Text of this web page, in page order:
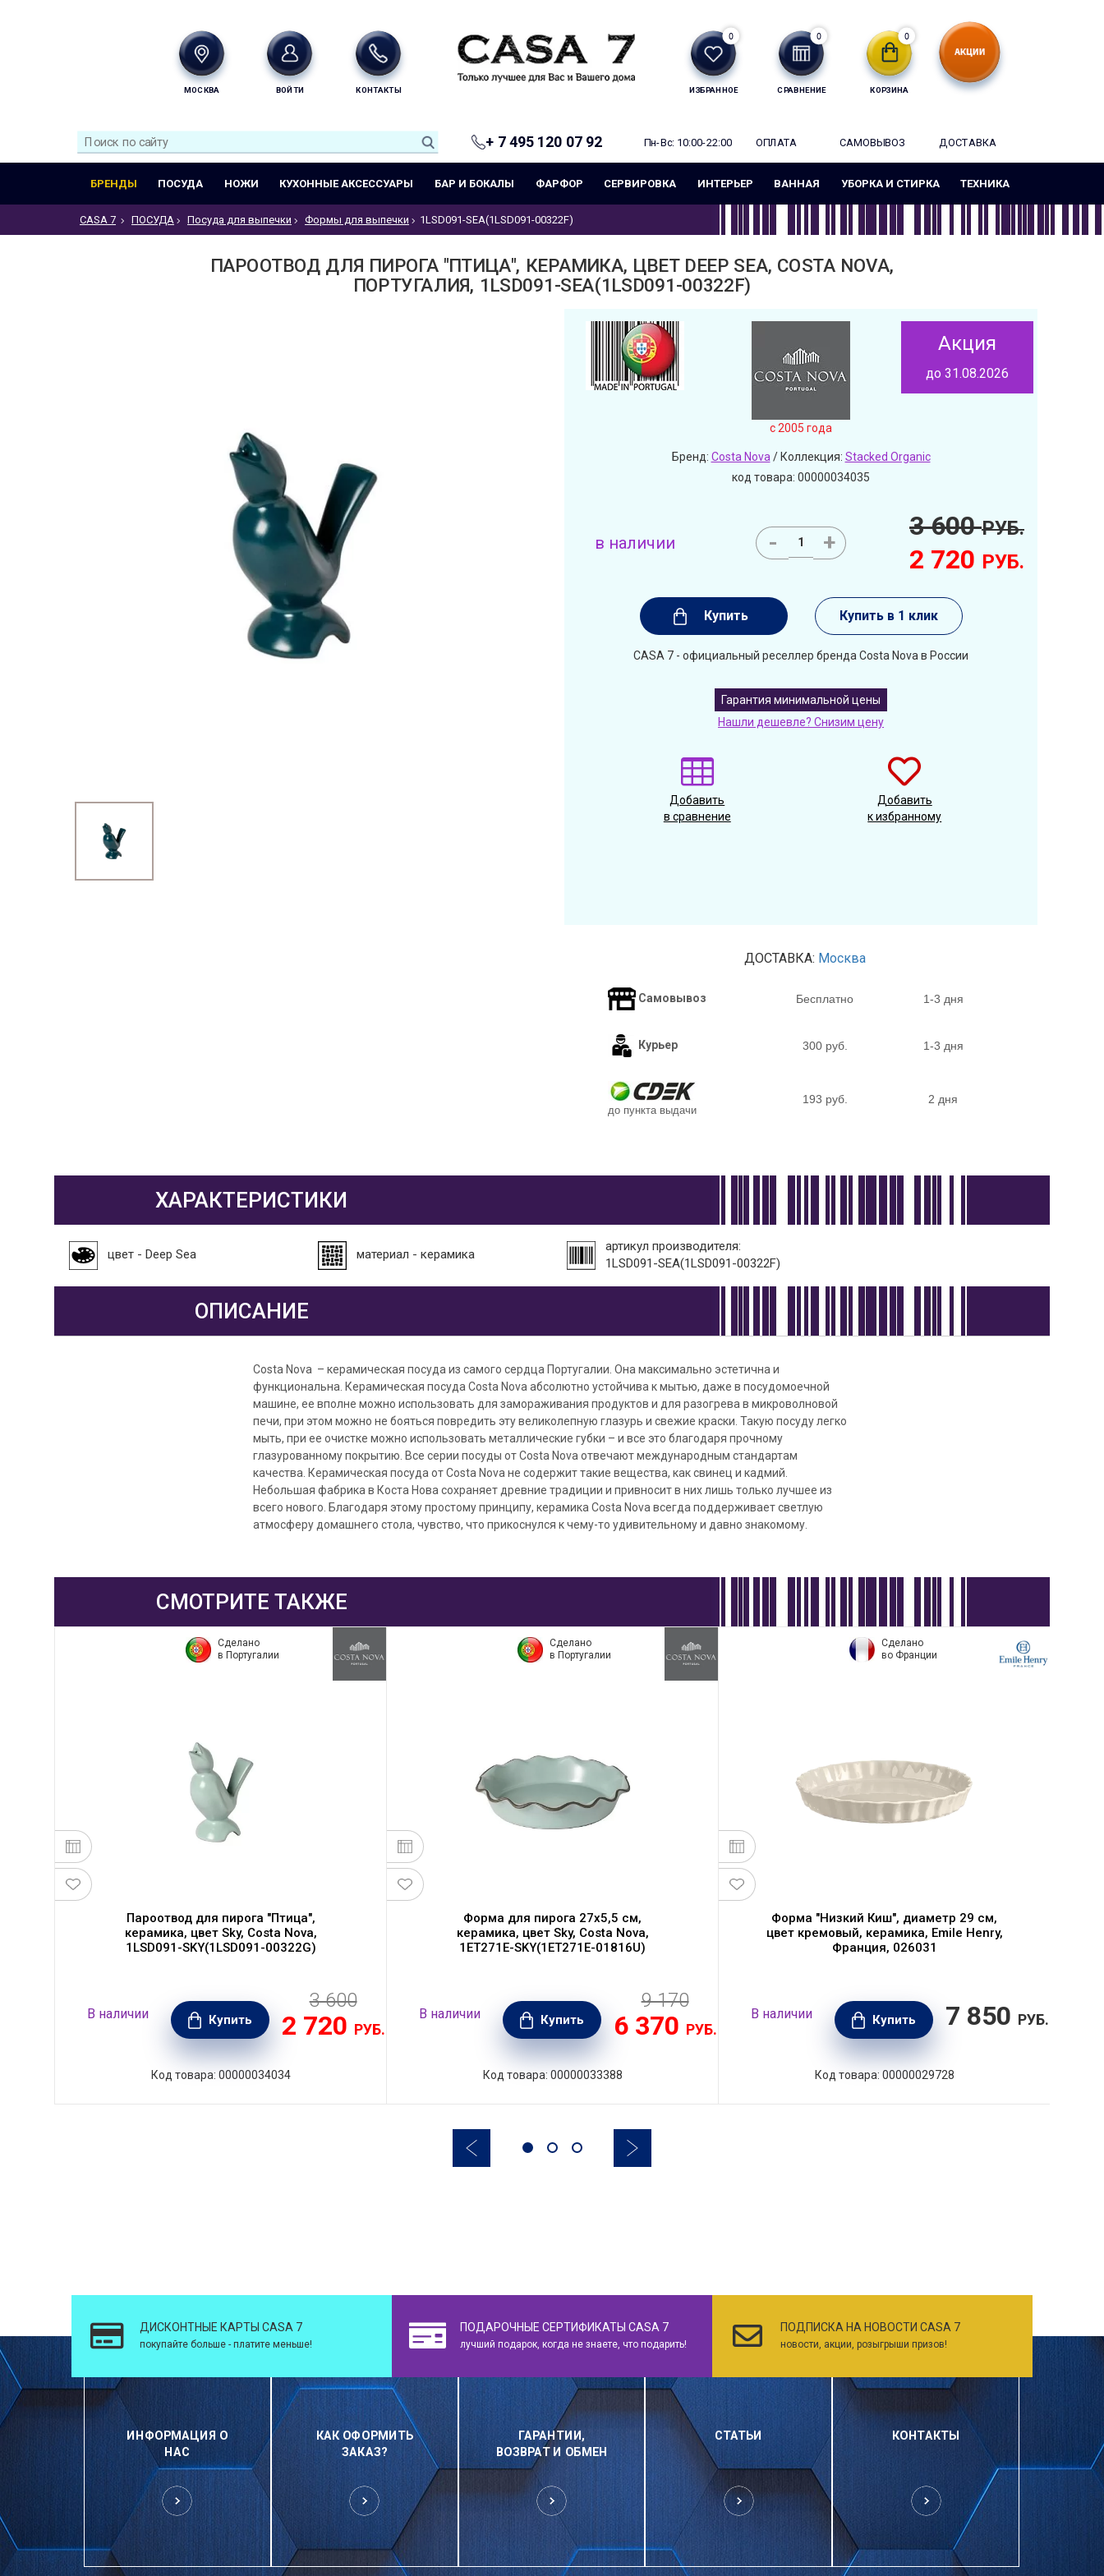
МОСКВА ВОЙТИ КОНТАКТЫ ИЗБРАННОЕ
0
СРАВНЕНИЕ
0
КОРЗИНА
0
+ 7 495 120 07 92 Пн-Вс: 10:00-22:00 ОПЛАТА САМОВЫВОЗ ДОСТАВКА
БРЕНДЫ ПОСУДА НОЖИ КУХОННЫЕ АКСЕССУАРЫ БАР И БОКАЛЫ ФАРФОР СЕРВИРОВКА ИНТЕРЬЕР ВАННАЯ УБОРКА И СТИРКА ТЕХНИКА
CASA 7 ПОСУДА Посуда для выпечки Формы для выпечки 1LSD091-SEA(1LSD091-00322F)
ПАРООТВОД ДЛЯ ПИРОГА "ПТИЦА", КЕРАМИКА, ЦВЕТ DEEP SEA, COSTA NOVA,
ПОРТУГАЛИЯ, 1LSD091-SEA(1LSD091-00322F)
c 2005 года
Акция
до 31.08.2026
Бренд: Costa Nova / Коллекция: Stacked Organic
код товара: 00000034035
в наличии - +
3 600РУБ.
2 720 РУБ.
Купить Купить в 1 клик
CASA 7 - официальный реселлер бренда Costa Nova в России
Гарантия минимальной цены
Нашли дешевле? Снизим цену
Добавить
в сравнение
Добавить
к избранному
ДОСТАВКА: Москва
Самовывоз Бесплатно 1-3 дня
Курьер 300 руб. 1-3 дня
до пункта выдачи
193 руб. 2 дня
ХАРАКТЕРИСТИКИ
цвет - Deep Sea материал - керамика
артикул производителя:
1LSD091-SEA(1LSD091-00322F)
ОПИСАНИЕ
Costa Nova – керамическая посуда из самого сердца Португалии. Она максимально эстетична и
функциональна. Керамическая посуда Costa Nova абсолютно устойчива к мытью, даже в посудомоечной
машине, ее вполне можно использовать для замораживания продуктов и для разогрева в микроволновой
печи, при этом можно не бояться повредить эту великолепную глазурь и свежие краски. Такую посуду легко
мыть, при ее очистке можно использовать металлические губки – и все это благодаря прочному
глазурованному покрытию. Все серии посуды от Costa Nova отвечают международным стандартам
качества. Керамическая посуда от Costa Nova не содержит такие вещества, как свинец и кадмий.
Небольшая фабрика в Коста Нова сохраняет древние традиции и привносит в них лишь только лучшее из
всего нового. Благодаря этому простому принципу, керамика Costa Nova всегда поддерживает светлую
атмосферу домашнего стола, чувство, что прикоснулся к чему-то удивительному и давно знакомому.
СМОТРИТЕ ТАКЖЕ
Сделано
в Португалии
Пароотвод для пирога "Птица",
керамика, цвет Sky, Costa Nova,
1LSD091-SKY(1LSD091-00322G)
В наличии Купить
3 600
2 720 РУБ.
Код товара: 00000034034
Сделано
в Португалии
Форма для пирога 27х5,5 см,
керамика, цвет Sky, Costa Nova,
1ET271E-SKY(1ET271E-01816U)
В наличии Купить
9 170
6 370 РУБ.
Код товара: 00000033388
Сделано
во Франции
Форма "Низкий Киш", диаметр 29 см,
цвет кремовый, керамика, Emile Henry,
Франция, 026031
В наличии Купить 7 850 РУБ.
Код товара: 00000029728
ДИСКОНТНЫЕ КАРТЫ CASA 7
покупайте больше - платите меньше!
ПОДАРОЧНЫЕ СЕРТИФИКАТЫ CASA 7
лучший подарок, когда не знаете, что подарить!
ПОДПИСКА НА НОВОСТИ CASA 7
новости, акции, розыгрыши призов!
ИНФОРМАЦИЯ О
НАС
КАК ОФОРМИТЬ
ЗАКАЗ?
ГАРАНТИИ,
ВОЗВРАТ И ОБМЕН
СТАТЬИ КОНТАКТЫ